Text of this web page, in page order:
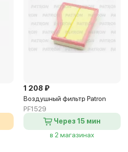
1 208 ₽
Воздушный фильтр Patron
PF1529
Через 15 мин
в 2 магазинах